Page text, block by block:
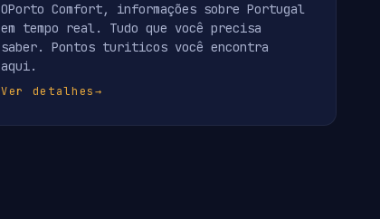
OPorto Comfort, informações sobre Portugal
em tempo real. Tudo que você precisa
saber. Pontos turiticos você encontra
aqui.
Ver detalhes→